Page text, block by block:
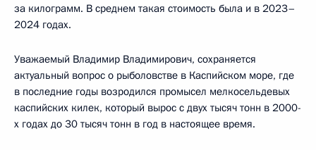
за килограмм. В среднем такая стоимость была и в 2023–
2024 годах.
Уважаемый Владимир Владимирович, сохраняется
актуальный вопрос о рыболовстве в Каспийском море, где
в последние годы возродился промысел мелкосельдевых
каспийских килек, который вырос с двух тысяч тонн в 2000-
х годах до 30 тысяч тонн в год в настоящее время.